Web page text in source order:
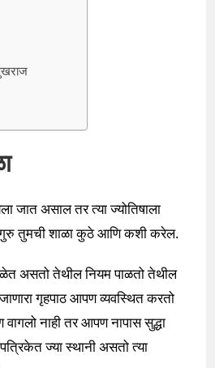
जात असाल तर त्या ज्योतिषाला
गुरु तुमची शाळा कुठे आणि कशी करेल.
असतो तेथील नियम पाळतो तेथील
गृहपाठ आपण व्यवस्थित करतो
नाही तर आपण नापास सुद्धा
ज्या स्थानी असतो त्या